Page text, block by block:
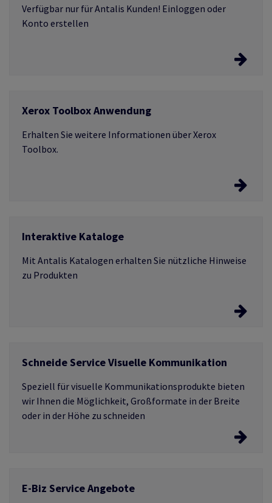
Umweltzertifikate.
Verfügbar nur für Antalis Kunden! Einloggen oder
Konto erstellen
herunter
Erfahren Sie mehr
Xerox Toolbox Anwendung
Erhalten Sie weitere Informationen über Xerox
Toolbox.
Interaktive Kataloge
Mit Antalis Katalogen erhalten Sie nützliche Hinweise
zu Produkten
Laden Sie Produkt Kataloge herunter.
Schneide Service Visuelle Kommunikation
Speziell für visuelle Kommunikationsprodukte bieten
wir Ihnen die Möglichkeit, Großformate in der Breite
oder in der Höhe zu schneiden
Erleben Sie den Schneide Service
E-Biz Service Angebote